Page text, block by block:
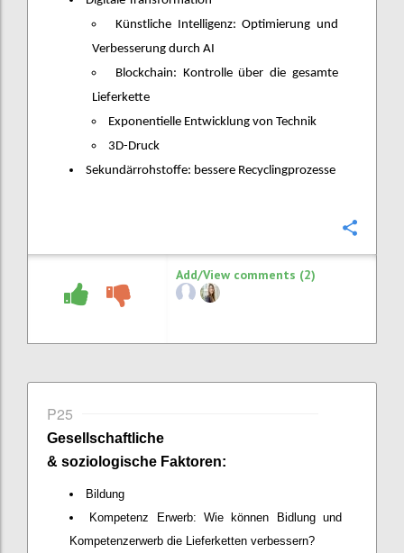
Künstliche Intelligenz: Optimierung und
Verbesserung durch AI
Blockchain: Kontrolle über die gesamte
Lieferkette
Exponentielle Entwicklung von Technik
3D-Druck
Sekundärrohstoffe: bessere Recyclingprozesse
Add/View comments (2)
P25
Gesellschaftliche
& soziologische Faktoren:
Bildung
Kompetenz Erwerb: Wie können Bidlung und
Kompetenzerwerb die Lieferketten verbessern?